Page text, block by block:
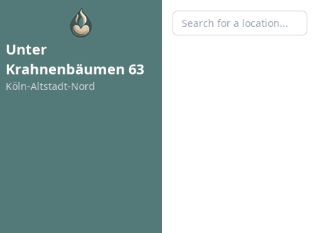
Unter
Krahnenbäumen 63
Köln-Altstadt-Nord